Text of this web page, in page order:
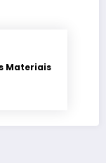
Materiais